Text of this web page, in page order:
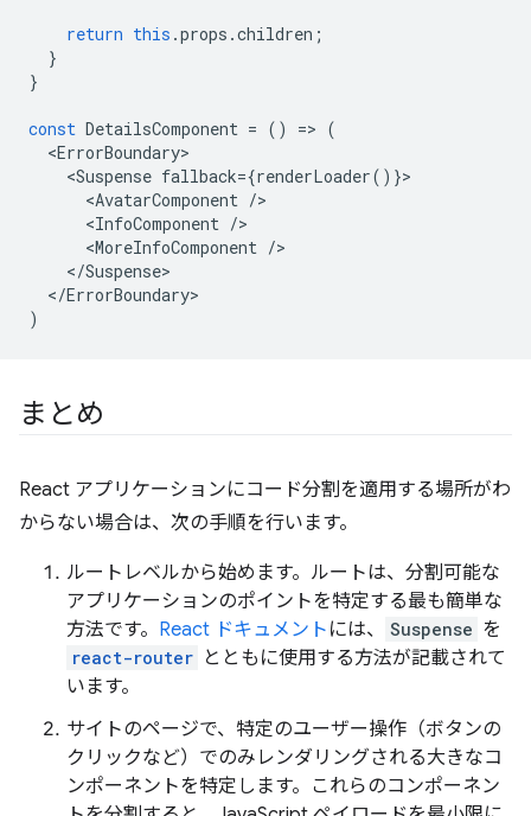
return this .props .children ;
}
}
const DetailsComponent = () => (
<ErrorBoundary
<Suspense fallback={renderLoader()}
<AvatarComponent /
<InfoComponent /
<MoreInfoComponent /
</Suspense
</ErrorBoundary
)
まとめ
React アプリケーションにコード分割を適用する場所がわ
からない場合は、次の手順を行います。
ルートレベルから始めます。ルートは、分割可能な
アプリケーションのポイントを特定する最も簡単な
方法です。 React ドキュメント には、 Suspense を
react-router とともに使用する方法が記載されて
います。
サイトのページで、特定のユーザー操作（ボタンの
クリックなど）でのみレンダリングされる大きなコ
ンポーネントを特定します。これらのコンポーネン